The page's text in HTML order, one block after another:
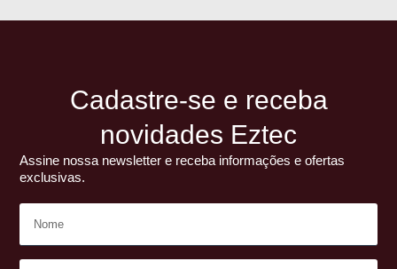
Cadastre-se e receba
novidades Eztec
Assine nossa newsletter e receba informações e ofertas
exclusivas.